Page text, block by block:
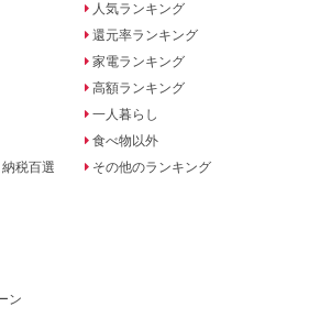
税百選
ン
人気ランキング
還元率ランキング
家電ランキング
高額ランキング
一人暮らし
食べ物以外
その他のランキング